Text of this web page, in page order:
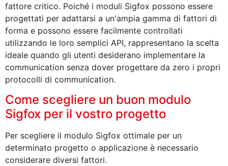
fattore critico. Poiché i moduli Sigfox possono essere
progettati per adattarsi a un'ampia gamma di fattori di
forma e possono essere facilmente controllati
utilizzando le loro semplici API, rappresentano la scelta
ideale quando gli utenti desiderano implementare la
communication senza dover progettare da zero i propri
protocolli di communication.
Come scegliere un buon modulo
Sigfox per il vostro progetto
Per scegliere il modulo Sigfox ottimale per un
determinato progetto o applicazione è necessario
considerare diversi fattori.